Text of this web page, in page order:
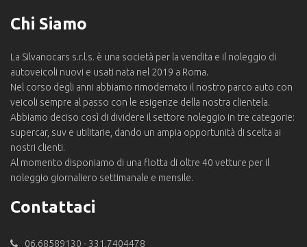
Chi Siamo
La Silvanocars s.r.l.s. è una società per la vendita e il noleggio di
autoveicoli nuovi e usati nata nel 2019 a Roma.
Nel corso degli anni abbiamo rimodernato il nostro parco auto con
veicoli sempre al passo con le esigenze della nostra clientela.
Abbiamo deciso così di dividere il settore noleggio in tre categorie:
supercar, suv e utilitarie, dando un ampia opportunità di scelta ai
nostri clienti.
Al momento disponiamo di una flotta di oltre 40 vetture per il
noleggio giornaliero settimanale e mensile.
Contattaci
06.68589130 - 331.7404478